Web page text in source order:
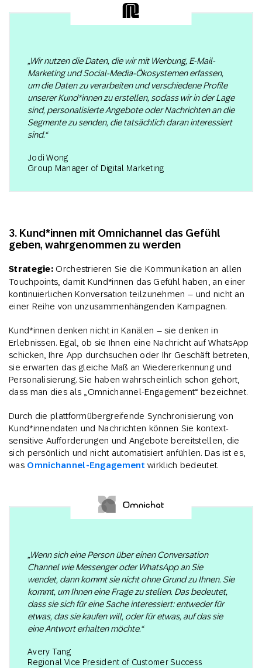
„Wir nutzen die Daten, die wir mit Werbung, E-Mail-
Marketing und Social-Media-Ökosystemen erfassen,
um die Daten zu verarbeiten und verschiedene Profile
unserer Kund*innen zu erstellen, sodass wir in der Lage
sind, personalisierte Angebote oder Nachrichten an die
Segmente zu senden, die tatsächlich daran interessiert
sind.“
Jodi Wong
Group Manager of Digital Marketing
3. Kund*innen mit Omnichannel das Gefühl
geben, wahrgenommen zu werden
Strategie: Orchestrieren Sie die Kommunikation an allen
Touchpoints, damit Kund*innen das Gefühl haben, an einer
kontinuierlichen Konversation teilzunehmen – und nicht an
einer Reihe von unzusammenhängenden Kampagnen.
Kund*innen denken nicht in Kanälen – sie denken in
Erlebnissen. Egal, ob sie Ihnen eine Nachricht auf WhatsApp
schicken, Ihre App durchsuchen oder Ihr Geschäft betreten,
sie erwarten das gleiche Maß an Wiedererkennung und
Personalisierung. Sie haben wahrscheinlich schon gehört,
dass man dies als „Omnichannel-Engagement“ bezeichnet.
Durch die plattformübergreifende Synchronisierung von
Kund*innendaten und Nachrichten können Sie kontext-
sensitive Aufforderungen und Angebote bereitstellen, die
sich persönlich und nicht automatisiert anfühlen. Das ist es,
was Omnichannel-Engagement wirklich bedeutet.
„Wenn sich eine Person über einen Conversation
Channel wie Messenger oder WhatsApp an Sie
wendet, dann kommt sie nicht ohne Grund zu Ihnen. Sie
kommt, um Ihnen eine Frage zu stellen. Das bedeutet,
dass sie sich für eine Sache interessiert: entweder für
etwas, das sie kaufen will, oder für etwas, auf das sie
eine Antwort erhalten möchte.“
Avery Tang
Regional Vice President of Customer Success